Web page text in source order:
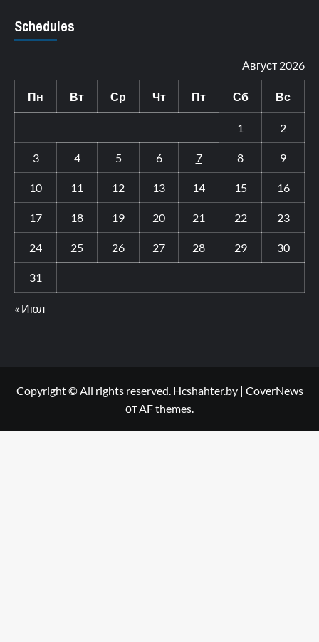
Schedules
Август 2026
Пн Вт Ср Чт Пт Сб Вс
1 2
3 4 5 6 7 8 9
10 11 12 13 14 15 16
17 18 19 20 21 22 23
24 25 26 27 28 29 30
31
« Июл
Copyright © All rights reserved. Hcshahter.by | CoverNews
от AF themes.